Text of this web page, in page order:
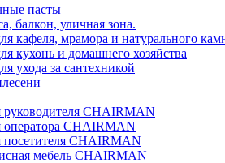
пасты
балкон, уличная зона.
кафеля, мрамора и натурального
кухонь и домашнего хозяйства
ухода за сантехникой
руководителя CHAIRMAN
оператора CHAIRMAN
посетителя CHAIRMAN
мебель CHAIRMAN